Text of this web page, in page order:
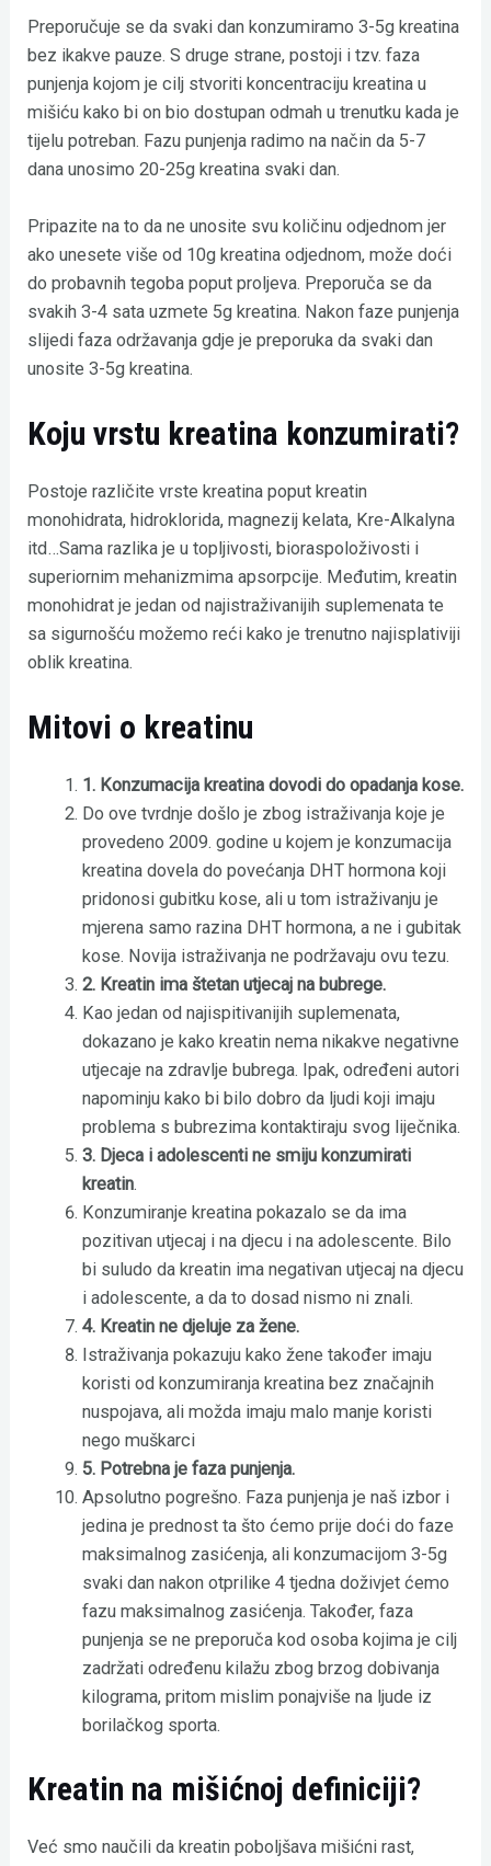
Preporučuje se da svaki dan konzumiramo 3-5g kreatina
bez ikakve pauze. S druge strane, postoji i tzv. faza
punjenja kojom je cilj stvoriti koncentraciju kreatina u
mišiću kako bi on bio dostupan odmah u trenutku kada je
tijelu potreban. Fazu punjenja radimo na način da 5-7
dana unosimo 20-25g kreatina svaki dan.
Pripazite na to da ne unosite svu količinu odjednom jer
ako unesete više od 10g kreatina odjednom, može doći
do probavnih tegoba poput proljeva. Preporuča se da
svakih 3-4 sata uzmete 5g kreatina. Nakon faze punjenja
slijedi faza održavanja gdje je preporuka da svaki dan
unosite 3-5g kreatina.
Koju vrstu kreatina konzumirati?
Postoje različite vrste kreatina poput kreatin
monohidrata, hidroklorida, magnezij kelata, Kre-Alkalyna
itd…Sama razlika je u topljivosti, bioraspoloživosti i
superiornim mehanizmima apsorpcije. Međutim, kreatin
monohidrat je jedan od najistraživanijih suplemenata te
sa sigurnošću možemo reći kako je trenutno najisplativiji
oblik kreatina.
Mitovi o kreatinu
1. Konzumacija kreatina dovodi do opadanja kose.
Do ove tvrdnje došlo je zbog istraživanja koje je
provedeno 2009. godine u kojem je konzumacija
kreatina dovela do povećanja DHT hormona koji
pridonosi gubitku kose, ali u tom istraživanju je
mjerena samo razina DHT hormona, a ne i gubitak
kose. Novija istraživanja ne podržavaju ovu tezu.
2. Kreatin ima štetan utjecaj na bubrege.
Kao jedan od najispitivanijih suplemenata,
dokazano je kako kreatin nema nikakve negativne
utjecaje na zdravlje bubrega. Ipak, određeni autori
napominju kako bi bilo dobro da ljudi koji imaju
problema s bubrezima kontaktiraju svog liječnika.
3. Djeca i adolescenti ne smiju konzumirati
kreatin.
Konzumiranje kreatina pokazalo se da ima
pozitivan utjecaj i na djecu i na adolescente. Bilo
bi suludo da kreatin ima negativan utjecaj na djecu
i adolescente, a da to dosad nismo ni znali.
4. Kreatin ne djeluje za žene.
Istraživanja pokazuju kako žene također imaju
koristi od konzumiranja kreatina bez značajnih
nuspojava, ali možda imaju malo manje koristi
nego muškarci
5. Potrebna je faza punjenja.
Apsolutno pogrešno. Faza punjenja je naš izbor i
jedina je prednost ta što ćemo prije doći do faze
maksimalnog zasićenja, ali konzumacijom 3-5g
svaki dan nakon otprilike 4 tjedna doživjet ćemo
fazu maksimalnog zasićenja. Također, faza
punjenja se ne preporuča kod osoba kojima je cilj
zadržati određenu kilažu zbog brzog dobivanja
kilograma, pritom mislim ponajviše na ljude iz
borilačkog sporta.
Kreatin na mišićnoj definiciji?
Već smo naučili da kreatin poboljšava mišićni rast,